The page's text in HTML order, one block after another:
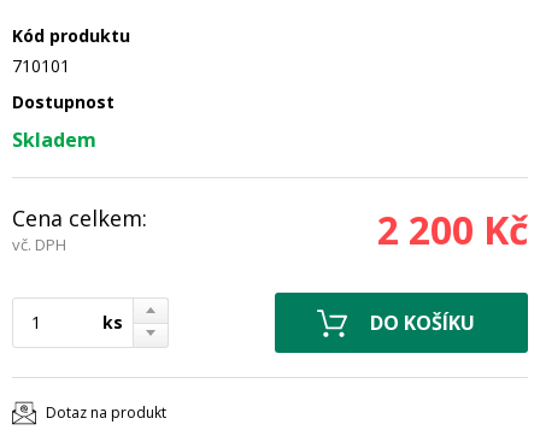
Kód produktu
710101
Dostupnost
Skladem
Cena celkem:
vč. DPH 2 200 Kč
ks
Dotaz na produkt